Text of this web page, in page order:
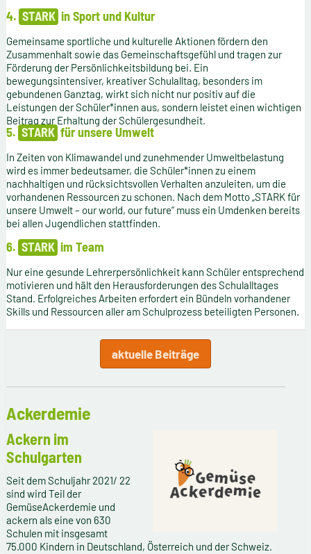
4. STARK in Sport und Kultur
Gemeinsame sportliche und kulturelle Aktionen fördern den
Zusammenhalt sowie das Gemeinschaftsgefühl und tragen zur
Förderung der Persönlichkeitsbildung bei. Ein
bewegungsintensiver, kreativer Schulalltag, besonders im
gebundenen Ganztag, wirkt sich nicht nur positiv auf die
Leistungen der Schüler*innen aus, sondern leistet einen wichtigen
Beitrag zur Erhaltung der Schülergesundheit.
5. STARK für unsere Umwelt
In Zeiten von Klimawandel und zunehmender Umweltbelastung
wird es immer bedeutsamer, die Schüler*innen zu einem
nachhaltigen und rücksichtsvollen Verhalten anzuleiten, um die
vorhandenen Ressourcen zu schonen. Nach dem Motto „STARK für
unsere Umwelt – our world, our future“ muss ein Umdenken bereits
bei allen Jugendlichen stattfinden.
6. STARK im Team
Nur eine gesunde Lehrerpersönlichkeit kann Schüler entsprechend
motivieren und hält den Herausforderungen des Schulalltages
Stand. Erfolgreiches Arbeiten erfordert ein Bündeln vorhandener
Skills und Ressourcen aller am Schulprozess beteiligten Personen.
aktuelle Beiträge
Ackerdemie
Ackern im
Schulgarten
Seit dem Schuljahr 2021/ 22
sind wird Teil der
GemüseAckerdemie und
ackern als eine von 630
Schulen mit insgesamt
75.000 Kindern in Deutschland, Österreich und der Schweiz.